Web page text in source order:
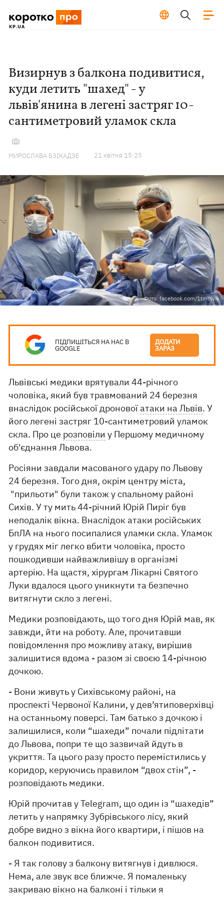
Визирнув з балкона подивитися,
куди летить "шахед" - у
львів'янина в легені застряг 10-
сантиметровий уламок скла
МИРОСЛАВА БЗІКАДЗЕ 21 квiтня 15:25
Фото: facebook.com/1tmolviv
ПІДПИШІТЬСЯ НА НАС В
GOOGLE
ДОДАТИ
ЗАРАЗ
Львівські медики врятували 44-річного
чоловіка, який був травмований 24 березня
внаслідок російської дроновоїатаки на Львів. У
його легені застряг 10-сантиметровий уламок
скла. Про це розповіли у Першому медичному
об'єднання Львова.
Росіяни завдали масованого удару по Львову
24 березня. Того дня, окрім центру міста,
"прильоти" були також у спальному районі
Сихів. У ту мить 44-річний Юрій Пиріг був
неподалік вікна. Внаслідок атаки російських
БпЛА на нього посипалися уламки скла. Уламок
у грудях міг легко вбити чоловіка, просто
пошкодивши найважливішу в організмі
артерію. На щастя, хірургам Лікарні Святого
Луки вдалося цього уникнути та безпечно
витягнути скло з легені.
Медики розповідають, що того дня Юрій мав, як
завжди, йти на роботу. Але, прочитавши
повідомлення про можливу атаку, вирішив
залишитися вдома - разом зі своєю 14-річною
дочкою.
- Вони живуть у Сихівському районі, на
проспекті Червоної Калини, у дев’ятиповерхівці
на останньому поверсі. Там батько з дочкою і
залишилися, коли “шахеди” почали підлітати
до Львова, попри те що зазвичай йдуть в
укриття. Та цього разу просто перемістились у
коридор, керуючись правилом “двох стін”, -
розповідають медики.
Юрій прочитав у Telegram, що один із “шахедів”
летить у напрямку Зубрівського лісу, який
добре видно з вікна його квартири, і пішов на
балкон подивитися.
- Я так голову з балкону витягнув і дивлюся.
Нема, але звук все ближче. Я помаленьку
закриваю вікно на балконі і тільки я